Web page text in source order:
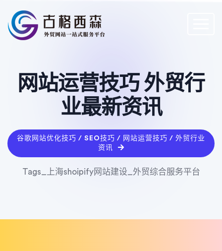
网站运营技巧 外贸行
业最新资讯
谷歌网站优化技巧 / SEO技巧 / 网站运营技巧 / 外贸行业
资讯
Tags_上海shoipify网站建设_外贸综合服务平台